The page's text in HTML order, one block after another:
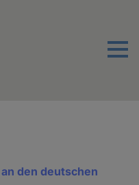
Menu
den deutschen